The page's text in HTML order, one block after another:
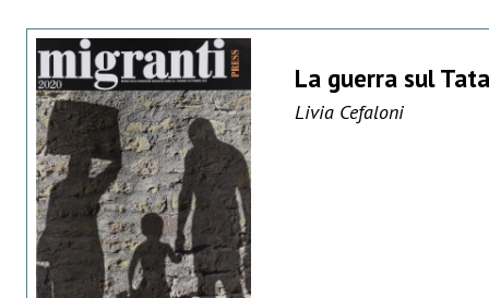
La guerra sul
Livia Cefaloni